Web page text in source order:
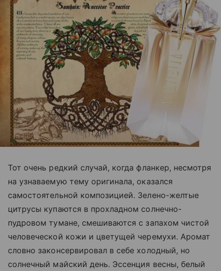
Тот очень редкий случай, когда фланкер, несмотря
на узнаваемую тему оригинала, оказался
самостоятельной композицией. Зелено-желтые
цитрусы купаются в прохладном солнечно-
пудровом тумане, смешиваются с запахом чистой
человеческой кожи и цветущей черемухи. Аромат
словно законсервировал в себе холодный, но
солнечный майский день. Эссенция весны, белый